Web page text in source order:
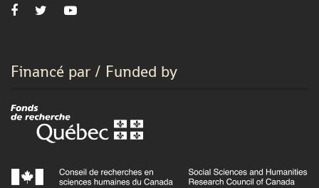
Financé par / Funded by